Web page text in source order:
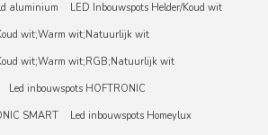
aluminium
LED Inbouwspots Helder/Koud wit
wit;Warm wit;Natuurlijk wit
wit;Warm wit;RGB;Natuurlijk wit
Led inbouwspots HOFTRONIC
SMART
Led inbouwspots Homeylux